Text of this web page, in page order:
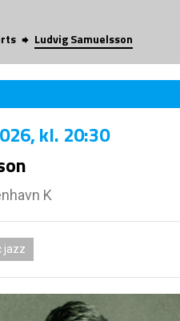
Ludvig Samuelsson
, kl. 20:30
K
jazz